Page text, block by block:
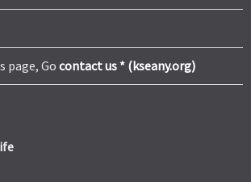
page, Go contact us * (kseany.org)